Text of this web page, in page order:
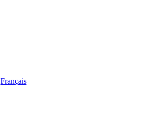
Français